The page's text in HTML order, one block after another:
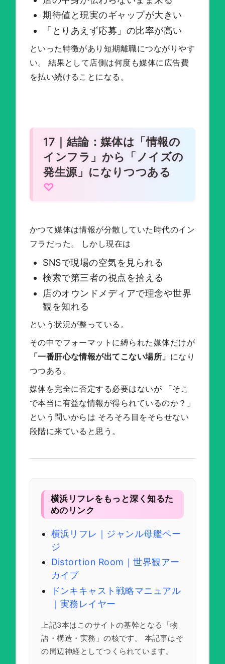
期待値と現実のギャップが大きい
「とりあえず応募」の比率が高い
といった特徴があり短期離職につながりやす
い。 結果として店側は何度も媒体に広告費
を払い続けることになる。
17｜結論：媒体は「情報の
インフラ」から「ノイズの
発生源」になりつつある
かつて媒体は情報が分散していた時代のイン
フラだった。 しかし現在は
SNSで現場の空気を見られる
検索で第三者の視点を拾える
店のオウンドメディアで理念や世界
観を知れる
という状況が整っている。
その中でフォーマットに縛られた媒体だけが
「一番肝心な情報が出てこない場所」 になり
つつある。
媒体を完全に否定する必要はないが 「そこ
で本当に有益な情報が得られているのか？」
という問いからは そろそろ目をそらせない
段階に来ていると思う。
横浜リフレをもっと深く知るた
めのリンク
横浜リフレ｜ジャンル母艦ペー
ジ
Distortion Room｜世界観アー
カイブ
ドンキキャスト戦略マニュアル
｜実務レイヤー
上記3本はこのサイトの基幹となる「物
語・構造・実務」の核です。 本記事はそ
の周辺神経としてつくられています。